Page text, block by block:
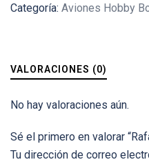
Categoría: Aviones Hobby
VALORACIONES (0)
No hay valoraciones aún.
Sé el primero en valorar
Tu dirección de correo